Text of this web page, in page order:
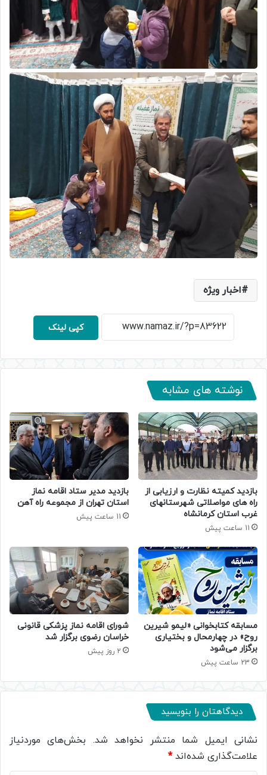
اخبار ویژه
کپی لینک
نوشته های مشابه
بازدید کمیته نظارت و ارزیابی از
راه های مواصلاتی شهرستانهای
غرب استان کرمانشاه
11 ساعت پیش
بازدید مدیر ستاد اقامه نماز
استان تهران از مجموعه راه آهن
11 ساعت پیش
مسابقه کتابخوانی «لیمو شیرین
روح» در چهارمحال و بختیاری
برگزار می‌شود
23 ساعت پیش
شورای اقامه نماز پزشکی قانونی
خراسان رضوی برگزار شد
2 روز پیش
دیدگاهتان را بنویسید
نشانی ایمیل شما منتشر نخواهد شد. بخش‌های موردنیاز
علامت‌گذاری شده‌اند*